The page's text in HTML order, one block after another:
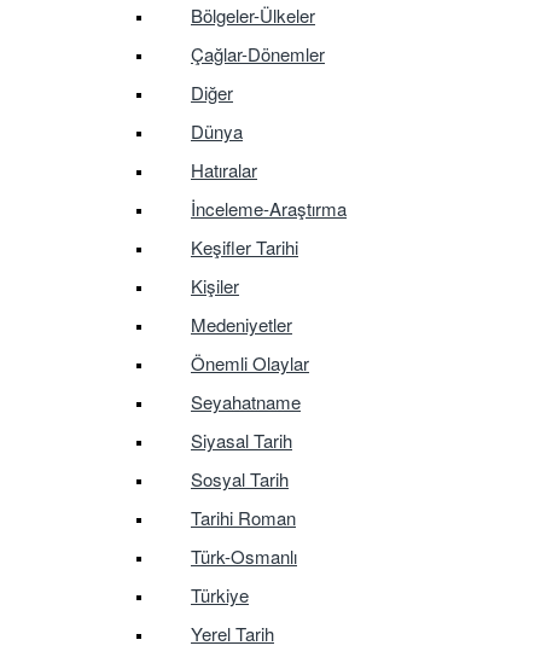
Bölgeler-Ülkeler
Çağlar-Dönemler
Diğer
Dünya
Hatıralar
İnceleme-Araştırma
Keşifler Tarihi
Kişiler
Medeniyetler
Önemli Olaylar
Seyahatname
Siyasal Tarih
Sosyal Tarih
Tarihi Roman
Türk-Osmanlı
Türkiye
Yerel Tarih